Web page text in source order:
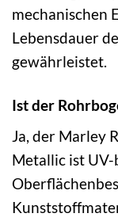
mechanischen
Lebensdauer
gewährleistet.
Ist der
Ja, der Marley
Metallic ist UV-